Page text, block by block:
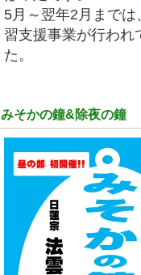
5月～翌年2月まで
習支援事業が行われ
た。
みそかの鐘&除夜の鐘